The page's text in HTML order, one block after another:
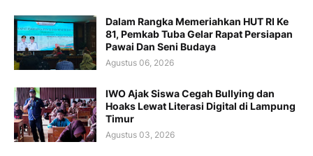
Dalam Rangka Memeriahkan HUT RI Ke
81, Pemkab Tuba Gelar Rapat Persiapan
Pawai Dan Seni Budaya
Agustus 06, 2026
IWO Ajak Siswa Cegah Bullying dan
Hoaks Lewat Literasi Digital di Lampung
Timur
Agustus 03, 2026